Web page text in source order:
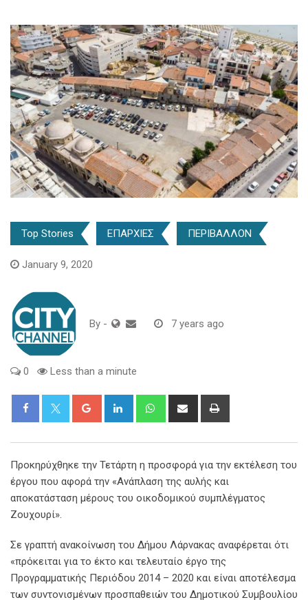
Top Stories ΕΠΑΡΧΙΕΣ ΠΕΡΙΒΑΛΛΟΝ
January 9, 2020
By - 7 years ago
0 Less than a minute
Google+ LinkedIn WhatsappShare
Προκηρύχθηκε την Τετάρτη η προσφορά για την εκτέλεση του
έργου που αφορά την «Ανάπλαση της αυλής και
αποκατάσταση μέρους του οικοδομικού συμπλέγματος
Ζουχουρί».
Σε γραπτή ανακοίνωση του Δήμου Λάρνακας αναφέρεται ότι
«πρόκειται για το έκτο και τελευταίο έργο της
Προγραμματικής Περιόδου 2014 – 2020 και είναι αποτέλεσμα
των συντονισμένων προσπαθειών του Δημοτικού Συμβουλίου